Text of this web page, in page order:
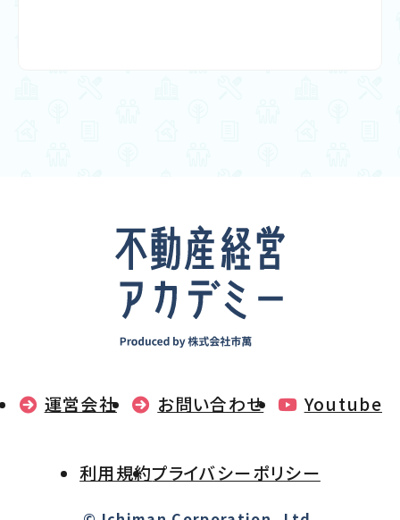
運営会社 お問い合わせ Youtube
利用規約プライバシーポリシー